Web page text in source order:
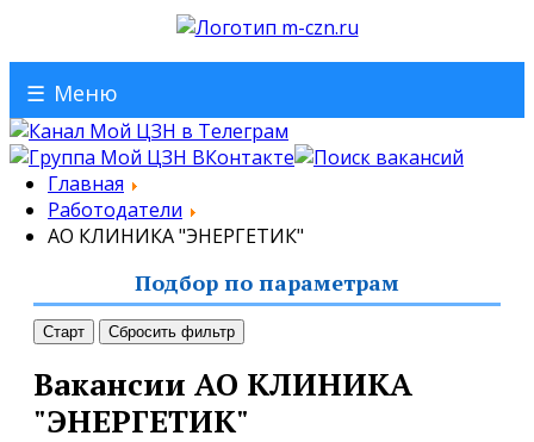
☰ Меню
Главная
Работодатели
АО КЛИНИКА "ЭНЕРГЕТИК"
Подбор по параметрам
Старт Сбросить фильтр
Вакансии АО КЛИНИКА
"ЭНЕРГЕТИК"